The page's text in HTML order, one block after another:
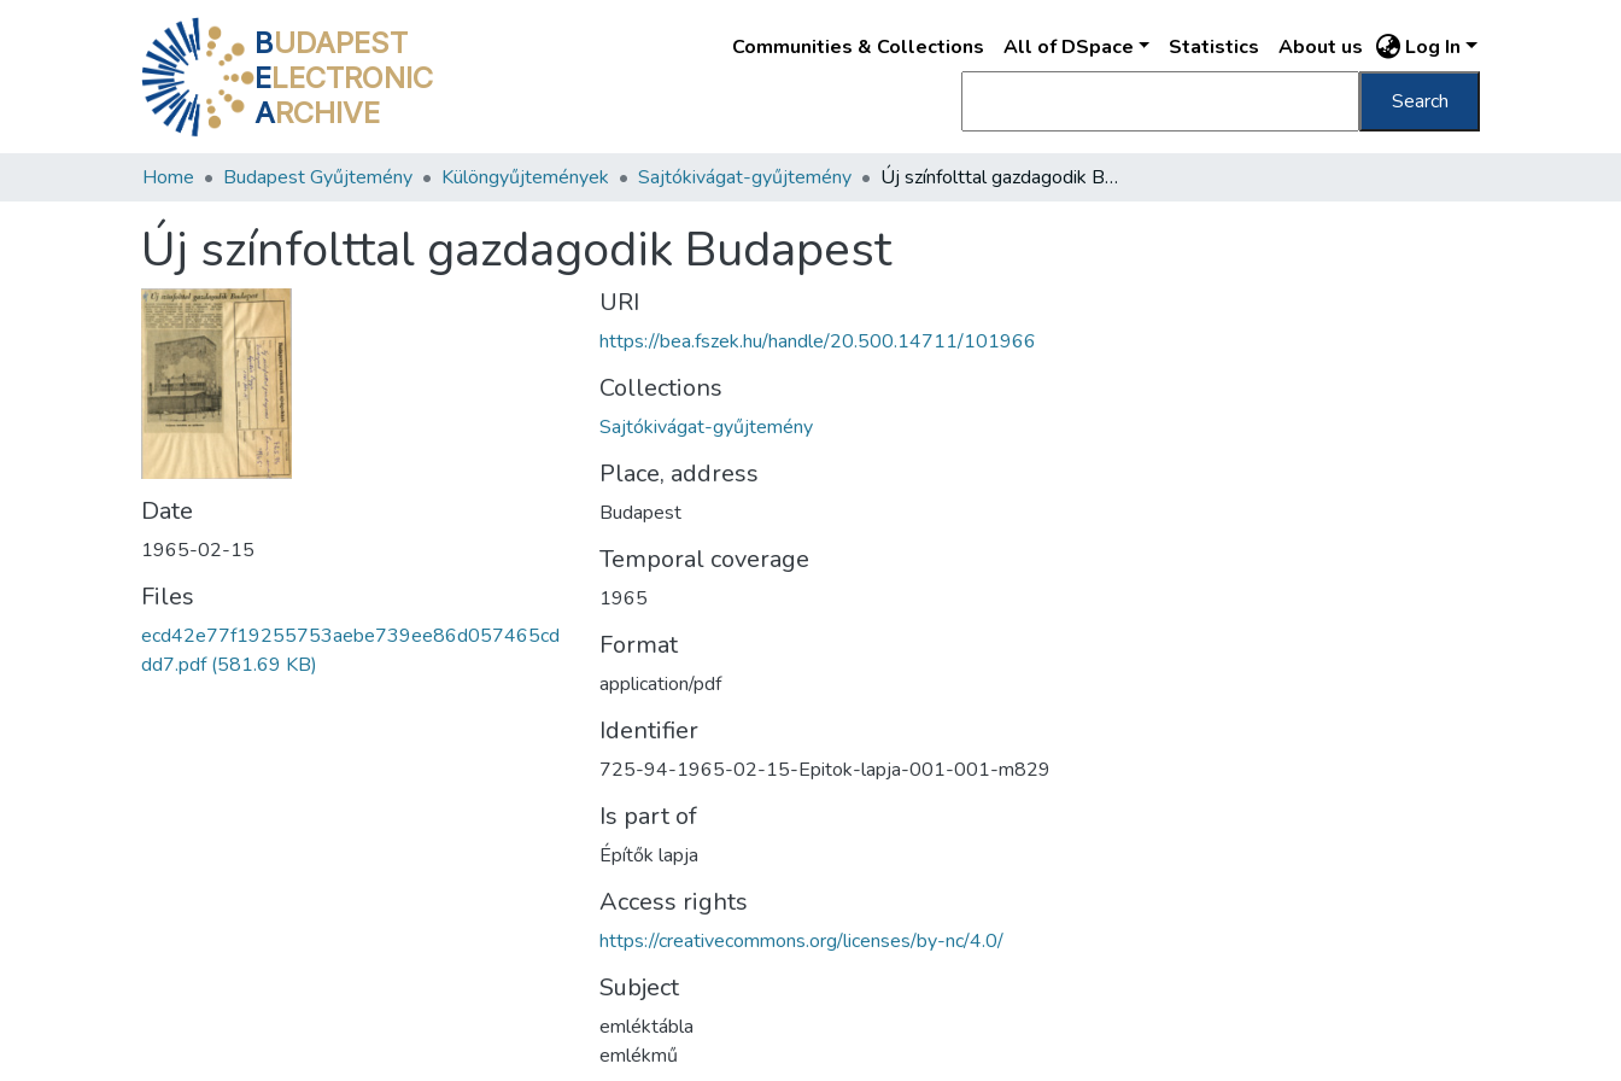
BUDAPEST
ELECTRONIC
ARCHIVE
Communities & Collections All of DSpace Statistics About us Log In
Search
Home Budapest Gyűjtemény Különgyűjtemények Sajtókivágat-gyűjtemény Új színfolttal gazdagodik Budapest
Új színfolttal gazdagodik Budapest
Date
1965-02-15
Files
ecd42e77f19255753aebe739ee86d057465cd
dd7.pdf(581.69 KB)
URI
https://bea.fszek.hu/handle/20.500.14711/101966
Collections
Sajtókivágat-gyűjtemény
Place, address
Budapest
Temporal coverage
1965
Format
application/pdf
Identifier
725-94-1965-02-15-Epitok-lapja-001-001-m829
Is part of
Építők lapja
Access rights
https://creativecommons.org/licenses/by-nc/4.0/
Subject
emléktábla
emlékmű